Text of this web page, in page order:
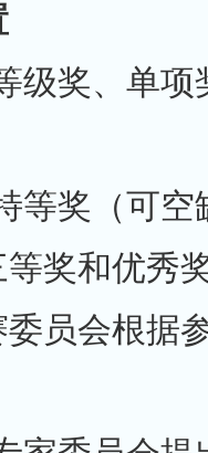
级奖、单项
等奖（可空
奖和优秀
员会根据